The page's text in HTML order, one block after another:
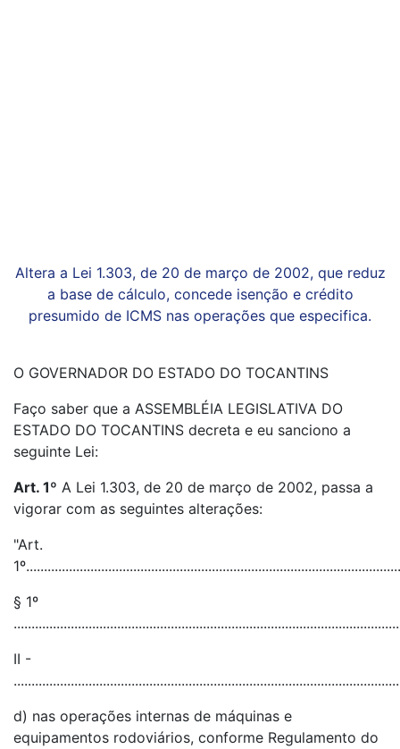
Altera a Lei 1.303, de 20 de março de 2002, que reduz
a base de cálculo, concede isenção e crédito
presumido de ICMS nas operações que especifica.
O GOVERNADOR DO ESTADO DO TOCANTINS
Faço saber que a ASSEMBLÉIA LEGISLATIVA DO
ESTADO DO TOCANTINS decreta e eu sanciono a
seguinte Lei:
Art. 1º A Lei 1.303, de 20 de março de 2002, passa a
vigorar com as seguintes alterações:
"Art.
§ 1º
II -
d) nas operações internas de máquinas e
equipamentos rodoviários, conforme Regulamento do